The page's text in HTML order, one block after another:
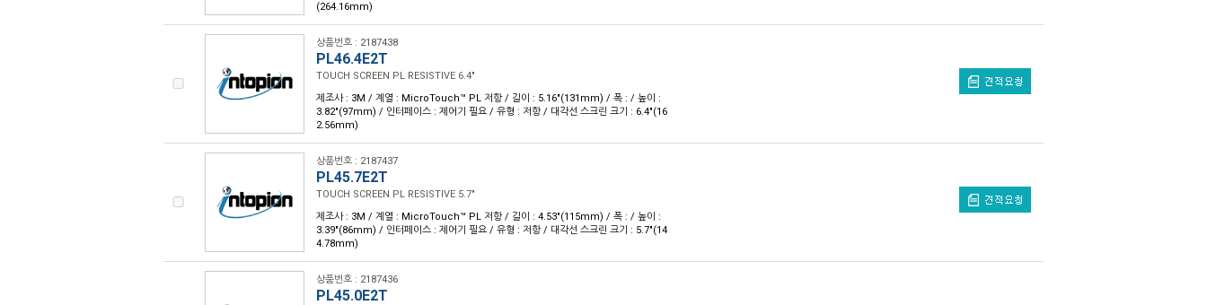
(264.16mm)
상품번호 : 2187438
PL46.4E2T
TOUCH SCREEN PL RESISTIVE 6.4"
제조사 : 3M / 계열 : MicroTouch™ PL 저항 / 길이 : 5.16"(131mm) / 폭 : / 높이 :
3.82"(97mm) / 인터페이스 : 제어기 필요 / 유형 : 저항 / 대각선 스크린 크기 : 6.4"(16
2.56mm)
상품번호 : 2187437
PL45.7E2T
TOUCH SCREEN PL RESISTIVE 5.7"
제조사 : 3M / 계열 : MicroTouch™ PL 저항 / 길이 : 4.53"(115mm) / 폭 : / 높이 :
3.39"(86mm) / 인터페이스 : 제어기 필요 / 유형 : 저항 / 대각선 스크린 크기 : 5.7"(14
4.78mm)
상품번호 : 2187436
PL45.0E2T